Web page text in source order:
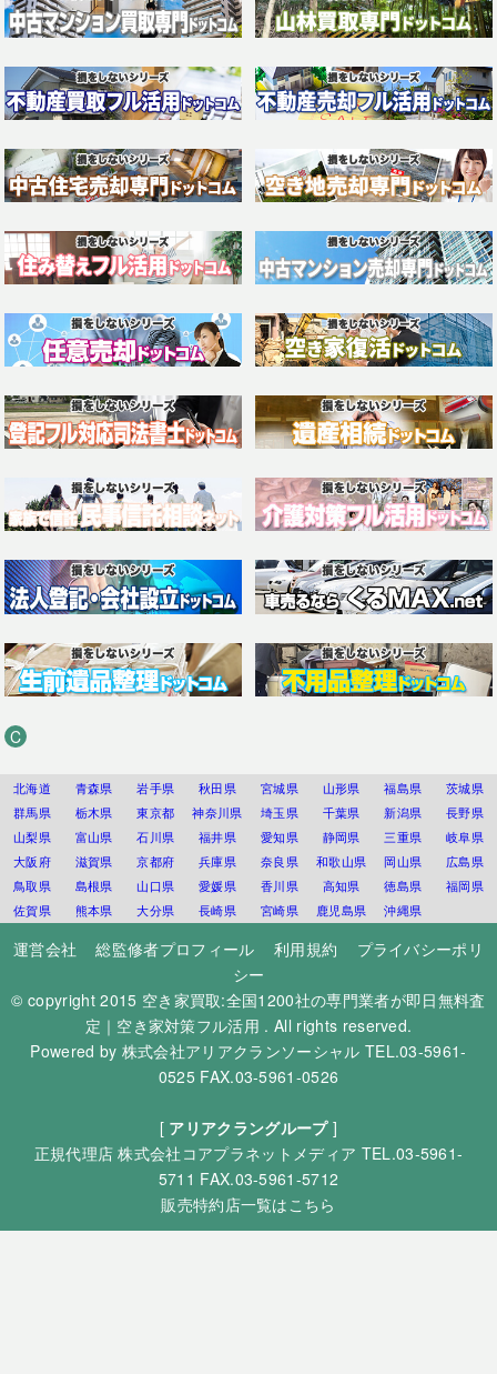
C
北海道 青森県 岩手県 秋田県 宮城県 山形県 福島県
茨城県
群馬県
栃木県 東京都 神奈川県 埼玉県 千葉県 新潟県
長野県
山梨県
富山県 石川県 福井県 愛知県 静岡県 三重県
岐阜県
大阪府
滋賀県 京都府 兵庫県 奈良県 和歌山県 岡山県
広島県
鳥取県
島根県 山口県 愛媛県 香川県 高知県 徳島県
福岡県
佐賀県
熊本県 大分県 長崎県 宮崎県 鹿児島県 沖縄県
運営会社 総監修者プロフィール 利用規約
プライバシーポリ
シー
© copyright 2015 空き家買取:全国1200社の専門業者が即日無料査
定｜空き家対策フル活用 . All rights reserved.
Powered by 株式会社アリアクランソーシャル TEL.03-5961-
0525 FAX.03-5961-0526
[ アリアクラングループ]
正規代理店株式会社コアプラネットメディア TEL.03-5961-
5711 FAX.03-5961-5712
販売特約店一覧はこちら